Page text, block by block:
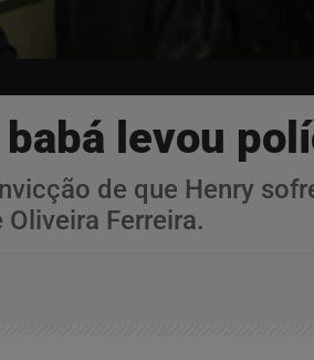
levou
de que Henry
Ferreira.